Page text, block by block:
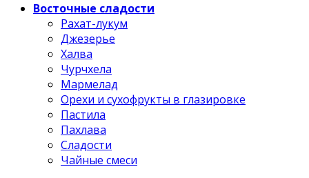
Восточные сладости
Рахат-лукум
Джезерье
Халва
Чурчхела
Мармелад
Орехи и сухофрукты в глазировке
Пастила
Пахлава
Сладости
Чайные смеси